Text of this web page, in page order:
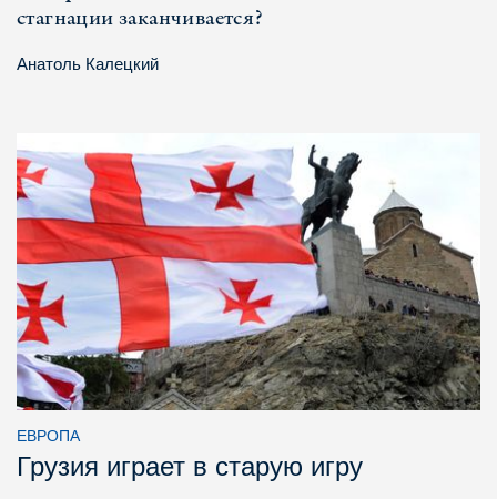
стагнации заканчивается?
Анатоль Калецкий
ЕВРОПА
Грузия играет в старую игру